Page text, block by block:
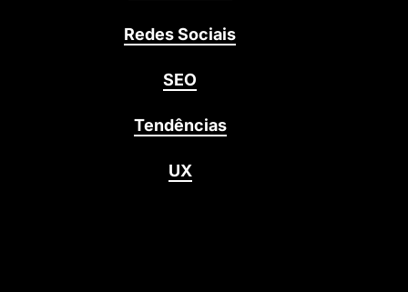
Redes Sociais
SEO
Tendências
UX